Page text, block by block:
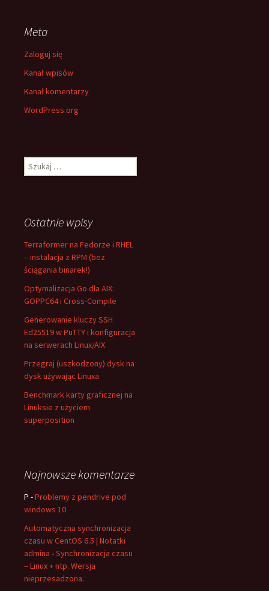
Meta
Zaloguj się
Kanał wpisów
Kanał komentarzy
WordPress.org
Szukaj:
Ostatnie wpisy
Terraformer na Fedorze i RHEL
– instalacja z RPM (bez
ściągania binarek!)
Optymalizacja Go dla AIX:
GOPPC64 i Cross-Compile
Generowanie kluczy SSH
Ed25519 w PuTTY i konfiguracja
na serwerach Linux/AIX
Przegraj (uszkodzony) dysk na
dysk używając Linuxa
Benchmark karty graficznej na
Linuksie z użyciem
superposition
Najnowsze komentarze
P -Problemy z pendrive pod
windows 10
Automatyczna synchronizacja
czasu w CentOS 6.5 | Notatki
admina -Synchronizacja czasu
– Linux + ntp. Wersja
nieprzesadzona.